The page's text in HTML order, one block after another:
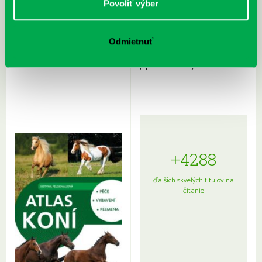
Povoliť výber
Odmietnuť
Rudź, Przemyslaw: Atlas hviezd:
Hardy, Paula: Japonsko na tanieri:
japonskou kuchyňou a etiketou
+4288
ďalších skvelých titulov na
čítanie